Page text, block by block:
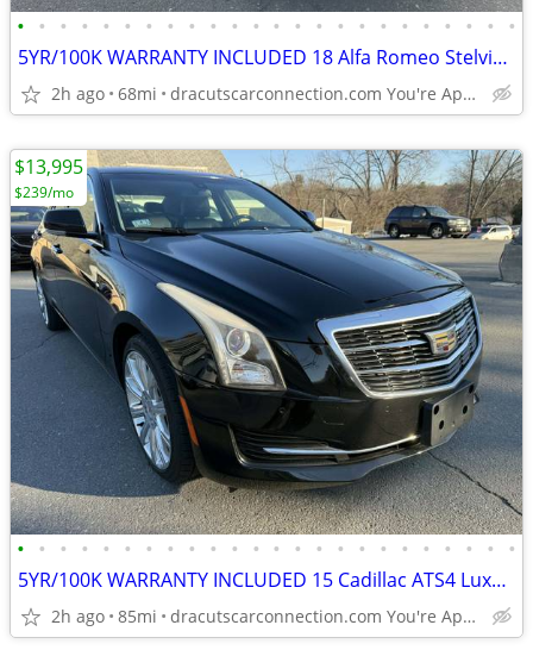
• • • • • • • • • • • • • • • • • • • • • • • •
5YR/100K WARRANTY INCLUDED 18 Alfa Romeo Stelvio Ti SPORT AWD ONLY 68K
2h ago 68mi dracutscarconnection.com You're Approved! $1500 Down $69/WK
• • • • • • • • • • • • • • • • • • • • • • • •
5YR/100K WARRANTY INCLUDED 15 Cadillac ATS4 Luxury w/ONLY 85K! LOADED
2h ago 85mi dracutscarconnection.com You're Approved! $1500 Down $59/WK
$13,995
$239/mo